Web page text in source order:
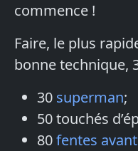
commence !
Faire, le plus
bonne technique,
30 superman;
50 touchés
80fentes